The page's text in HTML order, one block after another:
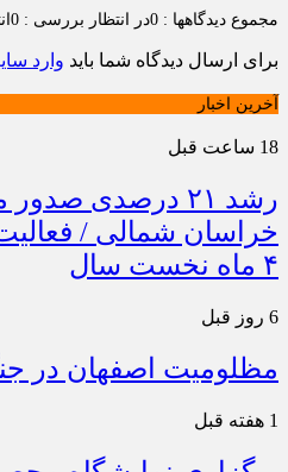
مجموع دیدگاهها : 0 در انتظار بررسی : 0
برای ارسال دیدگاه شما باید وارد
آخرین اخبار
18 ساعت قبل
رشد ۲۱ درصدی
۴ ماه نخست سال
6 روز قبل
مظلومیت اصفهان در
1 هفته قبل